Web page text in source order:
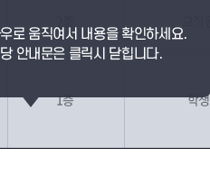
1층 학